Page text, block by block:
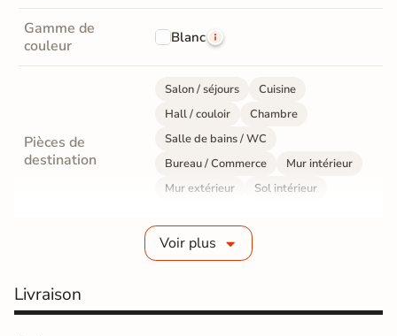
Gamme de
couleur
Blanc
Pièces de
destination
Salon / séjours
Cuisine
Hall / couloir
Chambre
Salle de bains / WC
Bureau / Commerce
Mur intérieur
Mur extérieur
Sol intérieur
Grès cérame émaillé
Epaisseur
Voir plus
Livraison